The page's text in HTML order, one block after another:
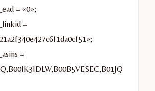
= «0»;
=
=